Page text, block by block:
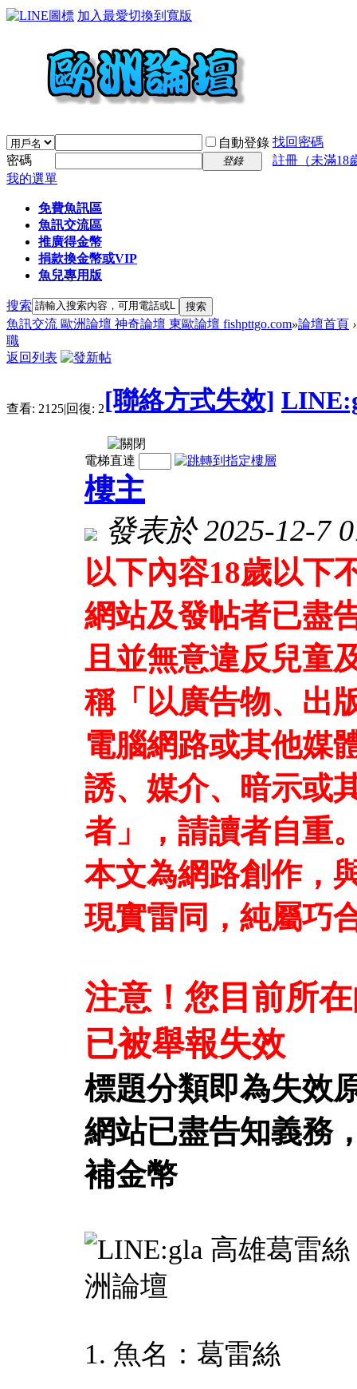
加入最愛切換到寬版
自動登錄 找回密碼
密碼
登錄
註冊（未滿18
我的選單
免費魚訊區
魚訊交流區
推廣得金幣
捐款換金幣或VIP
魚兒專用版
搜索 搜索
魚訊交流 歐洲論壇 神奇論壇 東歐論壇 fishpttgo.com»論壇首頁 ›
職
返回列表
查看: 2125|回復: 2[聯絡方式失效]
電梯直達
樓主
發表於 2025-12-7
以下內容18歲以下
網站及發帖者已盡
且並無意違反兒童
稱「以廣告物、出
電腦網路或其他媒
誘、媒介、暗示或
者」，請讀者自重
本文為網路創作，
現實雷同，純屬巧
注意！您目前所
已被舉報失效
標題分類即為失效
網站已盡告知義務
補金幣
1. 魚名：葛雷絲